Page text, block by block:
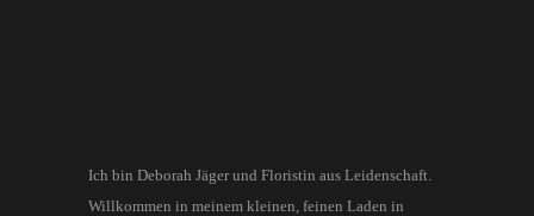
Ich bin Deborah Jäger und Floristin aus Leidenschaft.
Willkommen in meinem kleinen, feinen Laden in